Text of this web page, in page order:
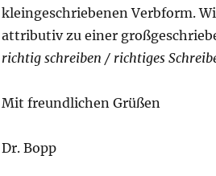
kleingeschriebenen Verbform.
attributiv zu einer
richtig schreiben / richtiges
Mit freundlichen Grüßen
Dr. Bopp